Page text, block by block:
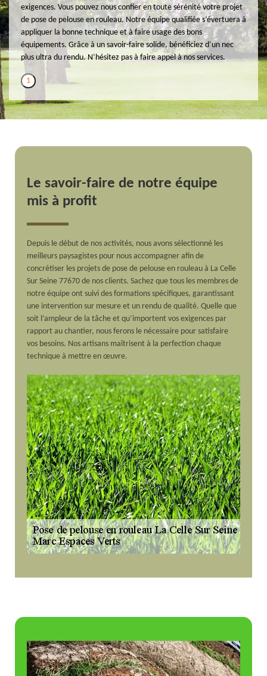
exigences. Vous pouvez nous confier en toute sérénité votre projet
de pose de pelouse en rouleau. Notre équipe qualifiée s’évertuera à
appliquer la bonne technique et à faire usage des bons
équipements. Grâce à un savoir-faire solide, bénéficiez d’un nec
plus ultra du rendu. N’hésitez pas à faire appel à nos services.
1
Le savoir-faire de notre équipe
mis à profit
Depuis le début de nos activités, nous avons sélectionné les
meilleurs paysagistes pour nous accompagner afin de
concrétiser les projets de pose de pelouse en rouleau à La Celle
Sur Seine 77670 de nos clients. Sachez que tous les membres de
notre équipe ont suivi des formations spécifiques, garantissant
une intervention sur mesure et un rendu de qualité. Quelle que
soit l’ampleur de la tâche et qu’importent vos exigences par
rapport au chantier, nous ferons le nécessaire pour satisfaire
vos besoins. Nos artisans maîtrisent à la perfection chaque
technique à mettre en œuvre.